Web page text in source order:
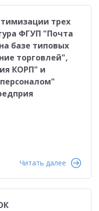
трех
ФГУП "Почта
базе типовых
торговлей",
КОРП" и
Читать далее